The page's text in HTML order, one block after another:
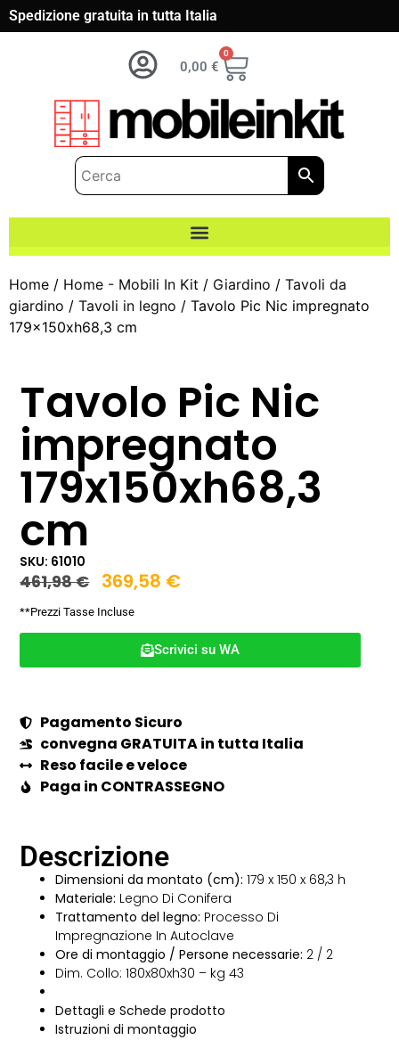
Spedizione gratuita in tutta Italia
0,00 €
0
Home / Home - Mobili In Kit / Giardino / Tavoli da
giardino / Tavoli in legno / Tavolo Pic Nic impregnato
179x150xh68,3 cm
Tavolo Pic Nic
impregnato
179x150xh68,3
cm
SKU: 61010
461,98€ 369,58 €
**Prezzi Tasse Incluse
Scrivici su WA
Pagamento Sicuro
convegna GRATUITA in tutta Italia
Reso facile e veloce
Paga in CONTRASSEGNO
Descrizione
Dimensioni da montato (cm): 179 x 150 x 68,3 h
Materiale: Legno Di Conifera
Trattamento del legno: Processo Di
Impregnazione In Autoclave
Ore di montaggio / Persone necessarie: 2 / 2
Dim. Collo: 180x80xh30 – kg 43
Dettagli e Schede prodotto
Istruzioni di montaggio